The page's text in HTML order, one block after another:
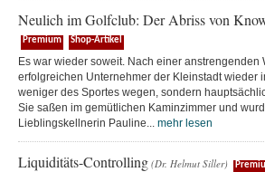
Neulich im Golfclub: Der Abriss von
Premium Shop-Artikel
Es war wieder soweit. Nach einer anstrengenden
erfolgreichen Unternehmer der Kleinstadt wieder
weniger des Sportes wegen, sondern
Sie saßen im gemütlichen Kaminzimmer und
Lieblingskellnerin Pauline... mehr lesen
Liquiditäts-Controlling (Dr. Helmut Siller)